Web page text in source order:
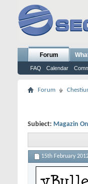
Forum
FAQ Calendar
Forum
Subiect: Magazin
15th February